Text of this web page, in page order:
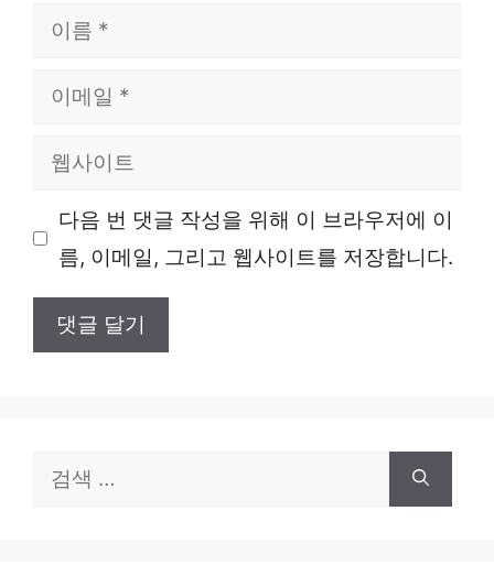
일
이 다음 번 댓글 작성을 위해 이 브라우저에 이
름, 이메일, 그리고 웹사이트를 저장합니다.